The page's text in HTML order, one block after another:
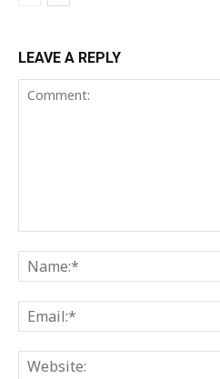
LEAVE A REPLY